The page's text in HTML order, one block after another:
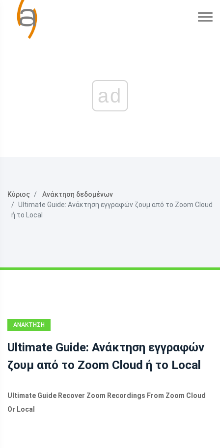
ad
Κύριος
Ανάκτηση δεδομένων
Ultimate Guide: Ανάκτηση εγγραφών ζουμ από το Zoom Cloud
ή το Local
ΑΝΆΚΤΗΣΗ
Ultimate Guide: Ανάκτηση εγγραφών
ζουμ από το Zoom Cloud ή το Local
Ultimate Guide Recover Zoom Recordings From Zoom Cloud
Or Local